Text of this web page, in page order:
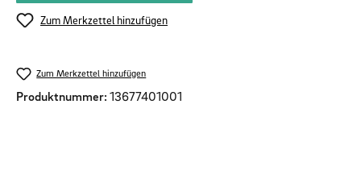
Zum Merkzettel hinzufügen
Zum Merkzettel hinzufügen
Produktnummer: 13677401001